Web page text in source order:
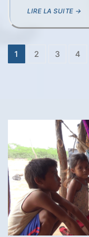
LIRE LA SUITE →
Pagination
des
1 2 3 4